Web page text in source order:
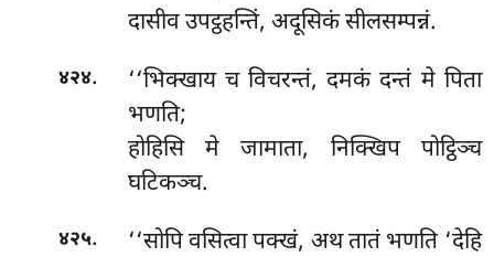
दासीव उपट्ठहन्तिं, अदूसिकं सीलसम्पन्नं.
४२४.
‘‘भिक्खाय च विचरन्तं, दमकं दन्तं मे पिता
भणति;
होहिसि मे जामाता, निक्खिप पोट्ठिञ्च
घटिकञ्च.
४२५.
‘‘सोपि वसित्वा पक्खं, अथ तातं भणति ‘देहि